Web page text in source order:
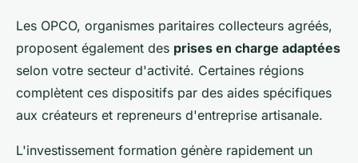
Les OPCO, organismes paritaires collecteurs agréés,
proposent également des prises en charge adaptées
selon votre secteur d'activité. Certaines régions
complètent ces dispositifs par des aides spécifiques
aux créateurs et repreneurs d'entreprise artisanale.
L'investissement formation génère rapidement un